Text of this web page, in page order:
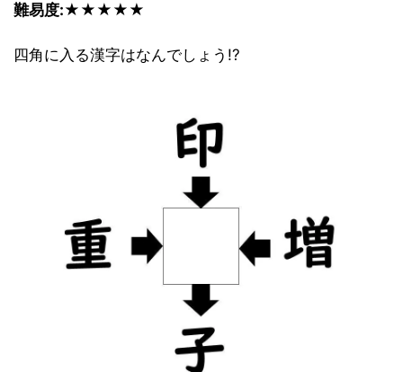
難易度:★★★★★
四角に入る漢字はなんでしょう!?